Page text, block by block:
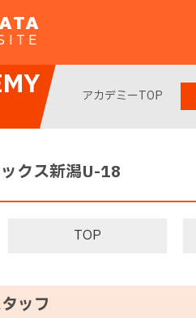
アカデミーTOP
クス新潟U-18
TOP
ッフ